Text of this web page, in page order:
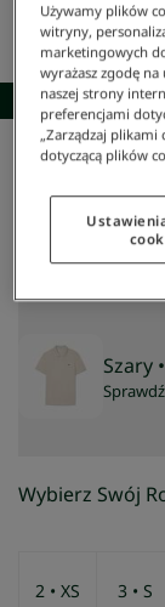
Lacoste/ Mężczyzna
Oryginalna
NAJNIŻSZA CENA Z 30
CENA REGULARNA:
Szary
Wybierz Swój
2 • XS 3 • S
Używamy plików
witryny,
marketingowych
wyrażasz zgodę
naszej strony
preferencjami
„Zarządzaj plikami
dotyczącą plików